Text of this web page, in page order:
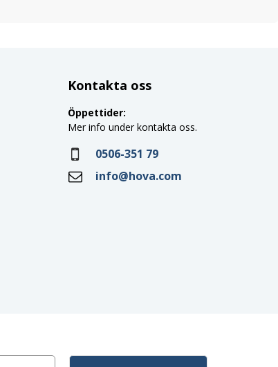
Kontakta oss
Öppettider:
Mer info under kontakta oss.
0506-351 79
info@hova.com